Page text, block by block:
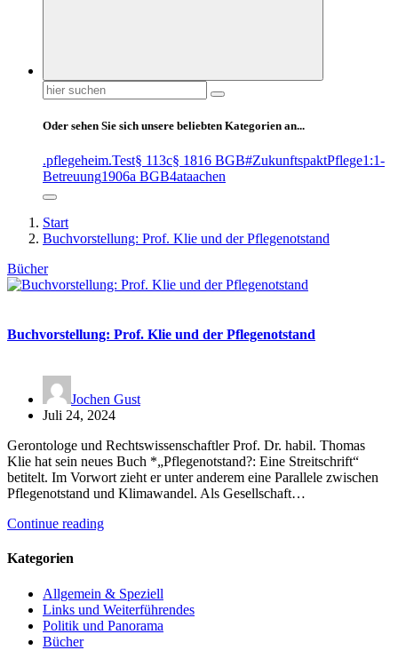
Suchen
nach:
Oder sehen Sie sich unsere beliebten Kategorien an...
.pflegeheim.Test§ 113c§ 1816 BGB#ZukunftspaktPflege1:1-
Betreuung1906a BGB4ataachen
Start
Buchvorstellung: Prof. Klie und der Pflegenotstand
Bücher
Buchvorstellung: Prof. Klie und der Pflegenotstand
Jochen Gust
Juli 24, 2024
Gerontologe und Rechtswissenschaftler Prof. Dr. habil. Thomas
Klie hat sein neues Buch *„Pflegenotstand?: Eine Streitschrift“
betitelt. Im Vorwort zieht er unter anderem eine Parallele zwischen
Pflegenotstand und Klimawandel. Als Gesellschaft…
Continue reading
Kategorien
Allgemein & Speziell
Links und Weiterführendes
Politik und Panorama
Bücher